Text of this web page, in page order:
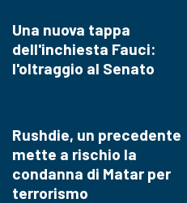
Una nuova tappa
dell'inchiesta Fauci:
l'oltraggio al Senato
Rushdie, un precedente
mette a rischio la
condanna di Matar per
terrorismo